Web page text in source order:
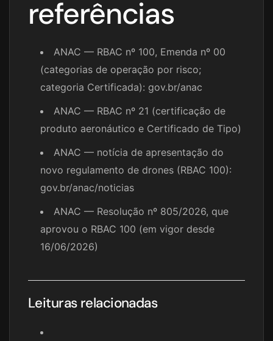
referências
ANAC — RBAC nº 100, Emenda nº 00
(categorias de operação por risco;
categoria Certificada): gov.br/anac
ANAC — RBAC nº 21 (certificação de
produto aeronáutico e Certificado de Tipo)
ANAC — notícia de apresentação do
novo regulamento de drones (RBAC 100):
gov.br/anac/noticias
ANAC — Resolução nº 805/2026, que
aprovou o RBAC 100 (em vigor desde
16/06/2026)
Leituras relacionadas